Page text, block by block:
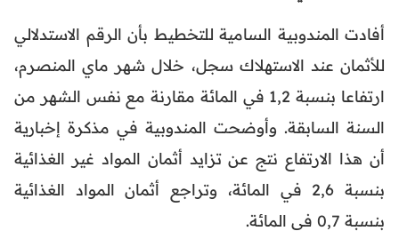
أفادت المندوبية السامية للتخطيط بأن الرقم الاستدلالي
للأثمان عند الاستهلاك سجل، خلال شهر ماي المنصرم،
ارتفاعا بنسبة 1,2 في المائة مقارنة مع نفس الشهر من
السنة السابقة. وأوضحت المندوبية في مذكرة إخبارية
أن هذا الارتفاع نتج عن تزايد أثمان المواد غير الغذائية
بنسبة 2,6 في المائة، وتراجع أثمان المواد الغذائية
بنسبة 0,7 في المائة.